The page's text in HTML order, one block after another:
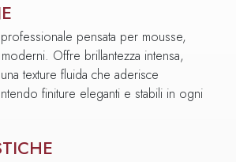
pensata per mousse,
Offre brillantezza intensa,
texture fluida che aderisce
finiture eleganti e stabili in ogni